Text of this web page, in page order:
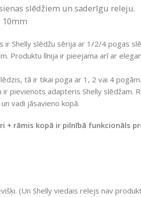
slēdžiem un saderīgu releju.
10mm
ir Shelly slēdžu sērija ar 1/2/4 pogas
Produktu līnija ir pieejama arī ar
tā ir tikai poga ar 1, 2 vai 4
pievienots adapteris Shelly slēdžam.
vadi jāsavieno kopā.
+ rāmis kopā ir pilnībā funkcionāls
(Un Shelly viedais relejs nav